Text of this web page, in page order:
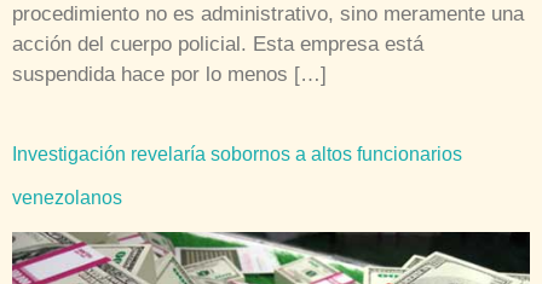
procedimiento no es administrativo, sino meramente una
acción del cuerpo policial. Esta empresa está
suspendida hace por lo menos […]
Investigación revelaría sobornos a altos funcionarios
venezolanos